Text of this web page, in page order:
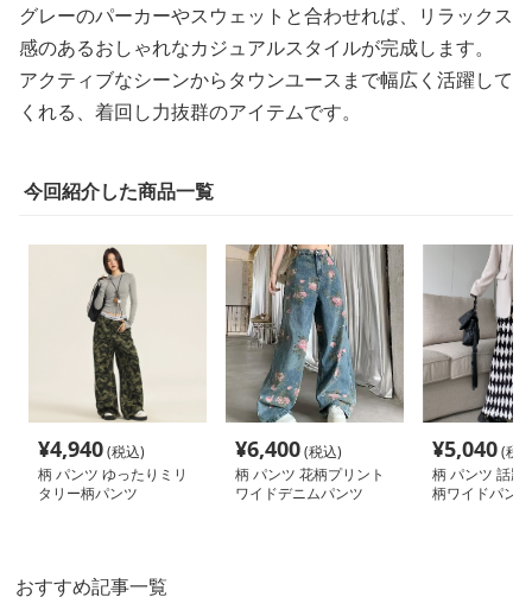
グレーのパーカーやスウェットと合わせれば、リラックス
感のあるおしゃれなカジュアルスタイルが完成します。
アクティブなシーンからタウンユースまで幅広く活躍して
くれる、着回し力抜群のアイテムです。
今回紹介した商品一覧
¥4,940(税込)
柄 パンツ ゆったりミリ
タリー柄パンツ
¥6,400(税込)
柄 パンツ 花柄プリント
ワイドデニムパンツ
¥5,040(税
柄 パンツ 話題
柄ワイドパン
おすすめ記事一覧